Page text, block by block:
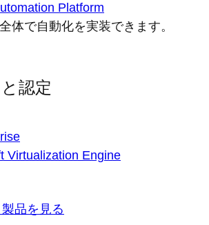
Platform
体で自動化を実装できます。
認定
Virtualization Engine
品を見る